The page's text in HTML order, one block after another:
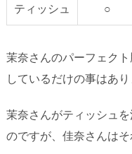
ティッシュ ○
茉奈さんのパーフェク
しているだけの事はあり
茉奈さんがティッシュ
のですが、佳奈さんはそ